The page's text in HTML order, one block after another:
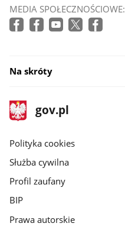
MEDIA SPOŁECZNOŚCIOWE:
Na skróty
stopka
gov.pl
Strona
gov.pl
gov.pl
Polityka cookies
Służba cywilna
Profil zaufany
BIP
Prawa autorskie